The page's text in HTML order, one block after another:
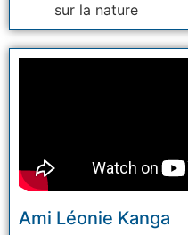
sur la nature
Ami Léonie Kanga